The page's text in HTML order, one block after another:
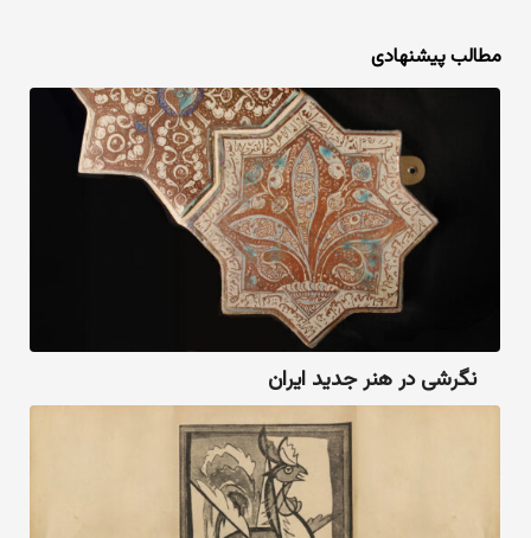
مطالب پیشنهادی
نگرشی در هنر جدید ایران